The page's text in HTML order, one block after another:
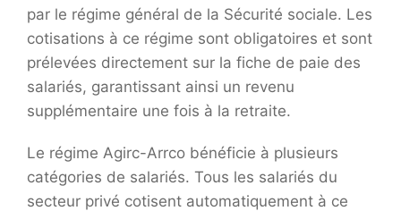
par le régime général de la Sécurité sociale. Les
cotisations à ce régime sont obligatoires et sont
prélevées directement sur la fiche de paie des
salariés, garantissant ainsi un revenu
supplémentaire une fois à la retraite.
Le régime Agirc-Arrco bénéficie à plusieurs
catégories de salariés. Tous les salariés du
secteur privé cotisent automatiquement à ce